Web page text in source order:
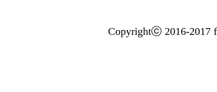
Copyrightⓒ 2016-2017